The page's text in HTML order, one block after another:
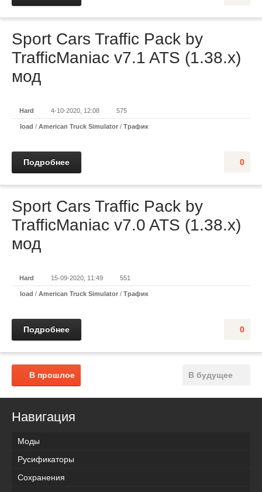
Sport Cars Traffic Pack by
TrafficManiac v7.1 ATS (1.38.x)
мод
Hard 4-10-2020, 12:08 575
load / American Truck Simulator / Трафик
0
Подробнее
Sport Cars Traffic Pack by
TrafficManiac v7.0 ATS (1.38.x)
мод
Hard 15-09-2020, 11:49 551
load / American Truck Simulator / Трафик
0
Подробнее
В будущее
В прошлое
Навигация
Моды
Русификаторы
Сохранения